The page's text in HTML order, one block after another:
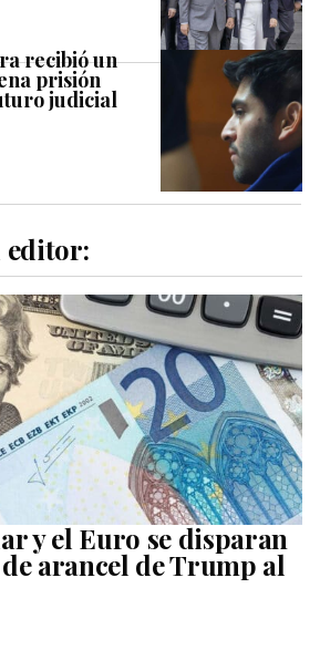
recibió un
prisión
judicial
editor:
y el Euro se disparan
arancel de Trump al